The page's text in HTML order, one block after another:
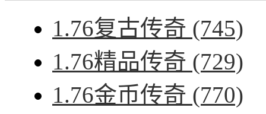
1.76复古传奇 (745)
1.76精品传奇 (729)
1.76金币传奇 (770)